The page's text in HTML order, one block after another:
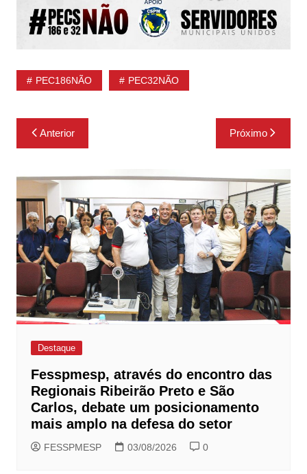
PEC186NÃO PEC32NÃO
Navegação
de
Anterior Próximo
Destaque
Fesspmesp, através do encontro das
Regionais Ribeirão Preto e São
Carlos, debate um posicionamento
mais amplo na defesa do setor
FESSPMESP 03/08/2026 0